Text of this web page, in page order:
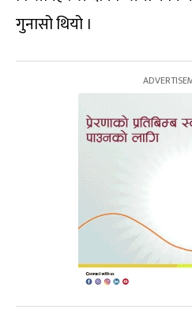
गुनासो थियो ।